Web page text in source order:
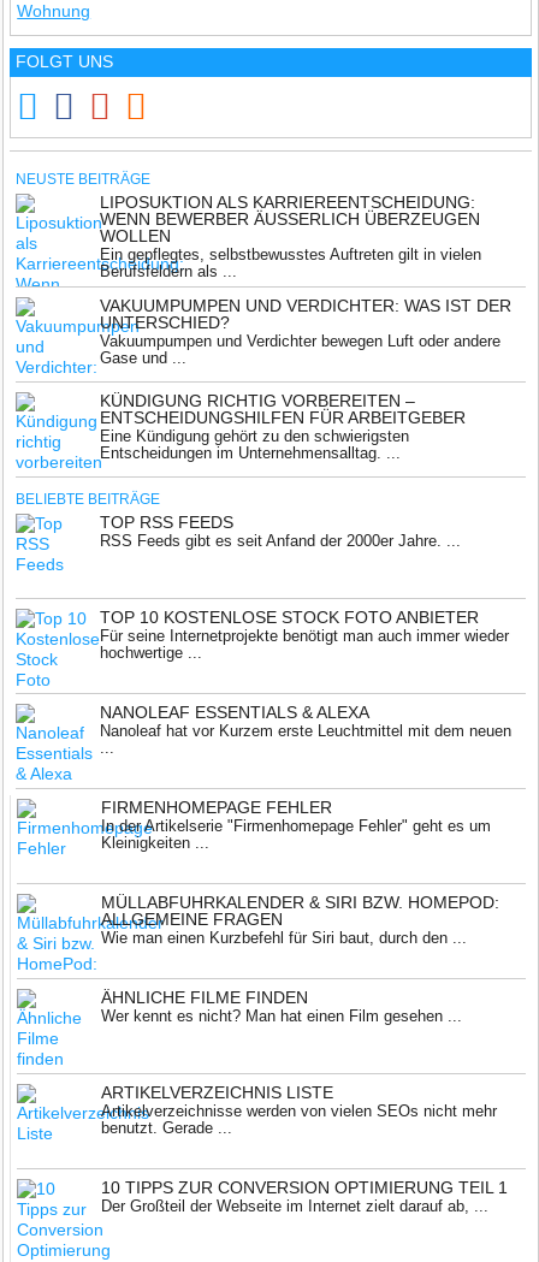
Wohnung
FOLGT UNS
NEUSTE BEITRÄGE
LIPOSUKTION ALS KARRIEREENTSCHEIDUNG:
WENN BEWERBER ÄUSSERLICH ÜBERZEUGEN W
OLLEN
Ein gepflegtes, selbstbewusstes Auftreten gilt in vielen
Berufsfeldern als ...
VAKUUMPUMPEN UND VERDICHTER: WAS IST DER
UNTERSCHIED?
Vakuumpumpen und Verdichter bewegen Luft oder andere
Gase und ...
KÜNDIGUNG RICHTIG VORBEREITEN –
ENTSCHEIDUNGSHILFEN FÜR ARBEITGEBER
Eine Kündigung gehört zu den schwierigsten
Entscheidungen im Unternehmensalltag. ...
BELIEBTE BEITRÄGE
TOP RSS FEEDS
RSS Feeds gibt es seit Anfand der 2000er Jahre. ...
TOP 10 KOSTENLOSE STOCK FOTO ANBIETER
Für seine Internetprojekte benötigt man auch immer wieder
hochwertige ...
NANOLEAF ESSENTIALS & ALEXA
Nanoleaf hat vor Kurzem erste Leuchtmittel mit dem neuen
...
FIRMENHOMEPAGE FEHLER
In der Artikelserie "Firmenhomepage Fehler" geht es um
Kleinigkeiten ...
MÜLLABFUHRKALENDER & SIRI BZW. HOMEPOD:
ALLGEMEINE FRAGEN
Wie man einen Kurzbefehl für Siri baut, durch den ...
ÄHNLICHE FILME FINDEN
Wer kennt es nicht? Man hat einen Film gesehen ...
ARTIKELVERZEICHNIS LISTE
Artikelverzeichnisse werden von vielen SEOs nicht mehr
benutzt. Gerade ...
10 TIPPS ZUR CONVERSION OPTIMIERUNG TEIL 1
Der Großteil der Webseite im Internet zielt darauf ab, ...